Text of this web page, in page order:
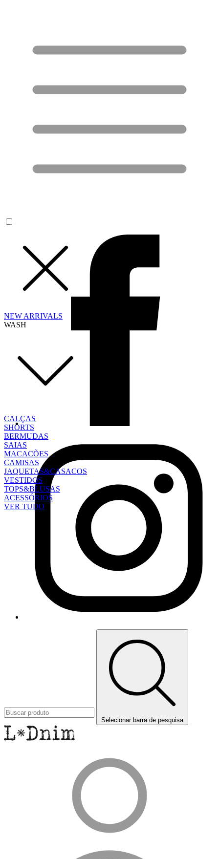
NEW ARRIVALS
WASH
CALÇAS
SHORTS
BERMUDAS
SAIAS
MACACÕES
CAMISAS
JAQUETAS&CASACOS
VESTIDOS
TOPS&BLUSAS
ACESSÓRIOS
VER TUDO
Selecionar barra de pesquisa